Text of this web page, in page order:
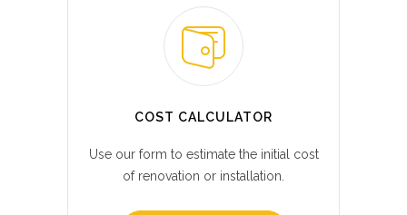
COST CALCULATOR
Use our form to estimate the initial cost
of renovation or installation.